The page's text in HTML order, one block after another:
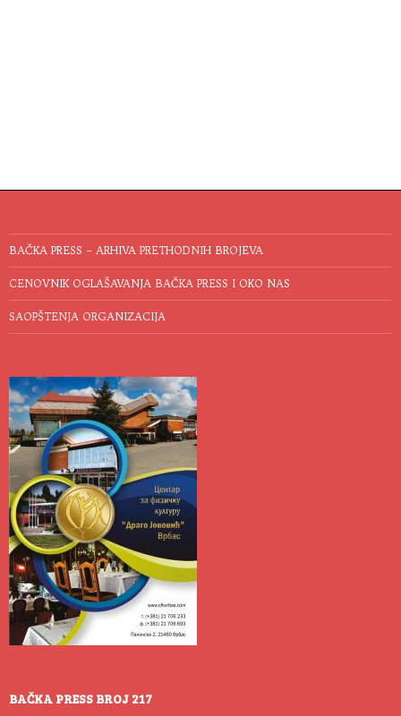
BAČKA PRESS – ARHIVA PRETHODNIH BROJEVA
CENOVNIK OGLAŠAVANJA BAČKA PRESS I OKO NAS
SAOPŠTENJA ORGANIZACIJA
BAČKA PRESS BROJ 217